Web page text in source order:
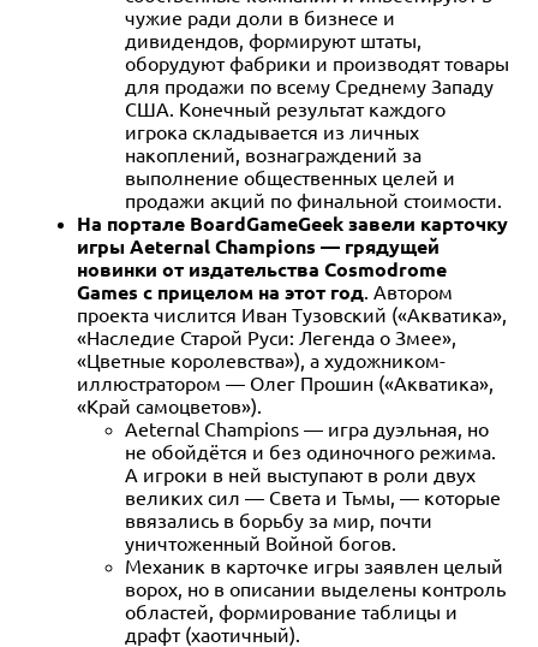
чужие ради доли в бизнесе и
дивидендов, формируют штаты,
оборудуют фабрики и производят товары
для продажи по всему Среднему Западу
США. Конечный результат каждого
игрока складывается из личных
накоплений, вознаграждений за
выполнение общественных целей и
продажи акций по финальной стоимости.
На портале BoardGameGeek завели карточку
игры Aeternal Champions — грядущей
новинки от издательства Cosmodrome
Games с прицелом на этот год . Автором
проекта числится Иван Тузовский («Акватика»,
«Наследие Старой Руси: Легенда о Змее»,
«Цветные королевства»), а художником-
иллюстратором — Олег Прошин («Акватика»,
«Край самоцветов»).
Aeternal Champions — игра дуэльная, но
не обойдётся и без одиночного режима.
А игроки в ней выступают в роли двух
великих сил — Света и Тьмы, — которые
ввязались в борьбу за мир, почти
уничтоженный Войной богов.
Механик в карточке игры заявлен целый
ворох, но в описании выделены контроль
областей, формирование таблицы и
драфт (хаотичный).